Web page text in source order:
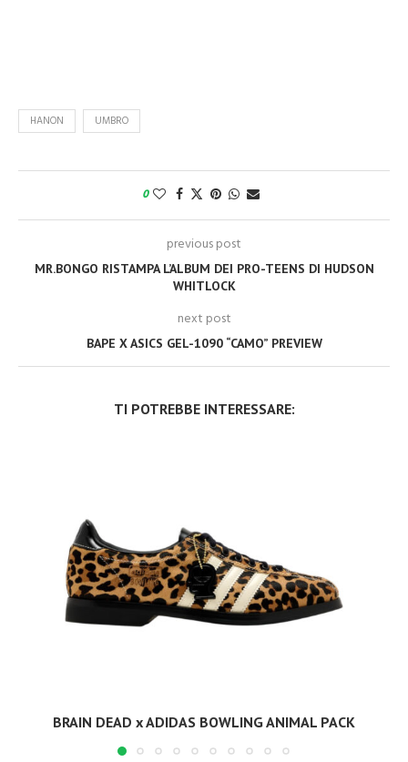
HANON UMBRO
0
previous post
MR.BONGO RISTAMPA L’ALBUM DEI PRO-TEENS DI HUDSON
WHITLOCK
next post
BAPE X ASICS GEL-1090 “CAMO” PREVIEW
TI POTREBBE INTERESSARE:
BRAIN DEAD x ADIDAS BOWLING ANIMAL PACK